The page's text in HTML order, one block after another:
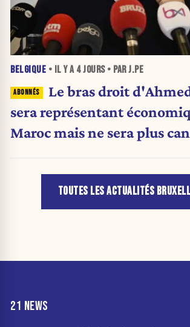
BELGIQUE • IL Y A 4 JOURS• PAR J.PE
Le bras droit
sera représentant
Maroc mais ne sera plus
TOUTES LES ACTUALITÉS
21 NEWS